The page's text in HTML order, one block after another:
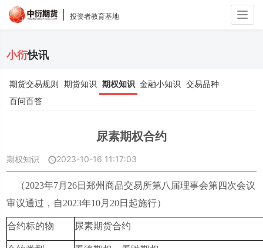
投资者教育基地
小衍快讯
期货交易规则 期货知识 期权知识 金融小知识
交易品种
百问百答
尿素期权合约
期权知识 2023-10-16 11:17:03
（2023年7月 26日郑州商品交易所第八届理事会第四次会议
审议通过，自2023年10月 20日起施行）
合约标的物 尿素期货合约